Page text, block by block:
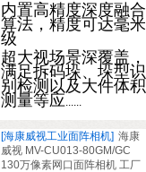
内置高精度深度融合
算法，精度可达毫米
级
超大视场景深覆盖，
满足拆码垛、垛型识
别检测以及大件体积
测量等应......
[海康威视工业面阵相机] 海康
威视 MV-CU013-80GM/GC
130万像素网口面阵相机 工厂